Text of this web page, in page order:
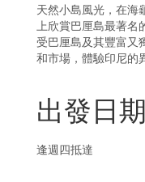
天然小島風光，在海
上欣賞巴厘島最著名
受巴厘島及其豐富又
和市場，體驗印尼的
出發日期
逢週四抵達